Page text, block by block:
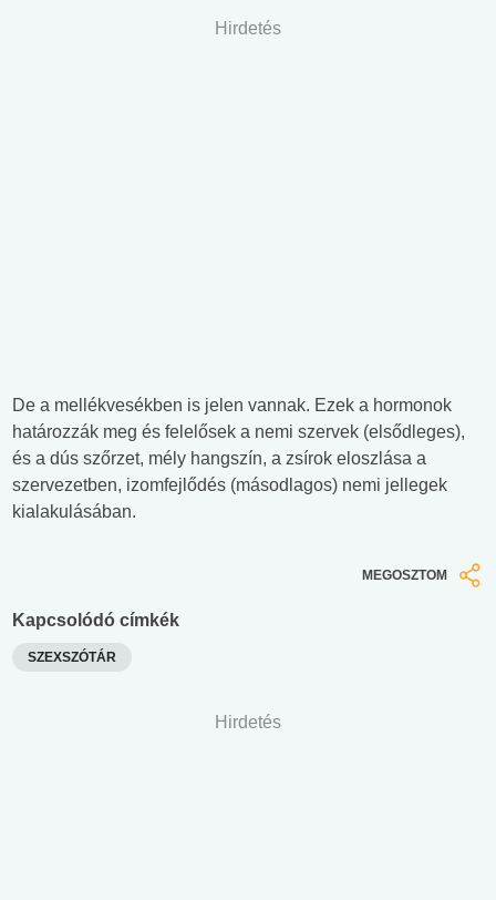
Hirdetés
De a mellékvesékben is jelen vannak. Ezek a hormonok
határozzák meg és felelősek a nemi szervek (elsődleges),
és a dús szőrzet, mély hangszín, a zsírok eloszlása a
szervezetben, izomfejlődés (másodlagos) nemi jellegek
kialakulásában.
MEGOSZTOM
Kapcsolódó címkék
SZEXSZÓTÁR
Hirdetés